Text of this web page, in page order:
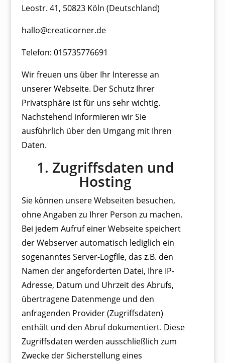
Leostr. 41, 50823 Köln (Deutschland)
hallo@creaticorner.de
Telefon: 015735776691
Wir freuen uns über Ihr Interesse an
unserer Webseite. Der Schutz Ihrer
Privatsphäre ist für uns sehr wichtig.
Nachstehend informieren wir Sie
ausführlich über den Umgang mit Ihren
Daten.
1. Zugriffsdaten und
Hosting
Sie können unsere Webseiten besuchen,
ohne Angaben zu Ihrer Person zu machen.
Bei jedem Aufruf einer Webseite speichert
der Webserver automatisch lediglich ein
sogenanntes Server-Logfile, das z.B. den
Namen der angeforderten Datei, Ihre IP-
Adresse, Datum und Uhrzeit des Abrufs,
übertragene Datenmenge und den
anfragenden Provider (Zugriffsdaten)
enthält und den Abruf dokumentiert. Diese
Zugriffsdaten werden ausschließlich zum
Zwecke der Sicherstellung eines